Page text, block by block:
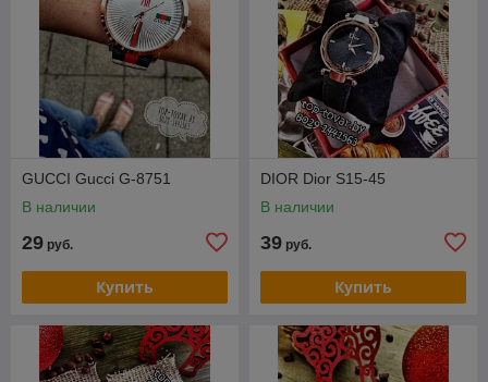
GUCCI Gucci G-8751
В наличии
29 руб.
Купить
DIOR Dior S15-45
В наличии
39 руб.
Купить